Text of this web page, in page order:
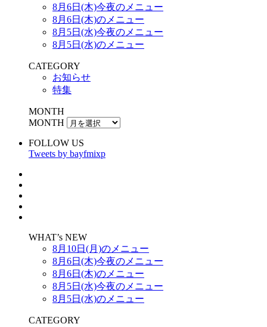
8月6日(木)今夜のメニュー
8月6日(木)のメニュー
8月5日(水)今夜のメニュー
8月5日(水)のメニュー
CATEGORY
お知らせ
特集
MONTH
MONTH
FOLLOW US
Tweets by bayfmixp
WHAT’s NEW
8月10日(月)のメニュー
8月6日(木)今夜のメニュー
8月6日(木)のメニュー
8月5日(水)今夜のメニュー
8月5日(水)のメニュー
CATEGORY